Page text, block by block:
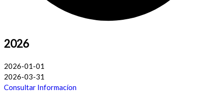
2026
2026-01-01
2026-03-31
Consultar Informacíon